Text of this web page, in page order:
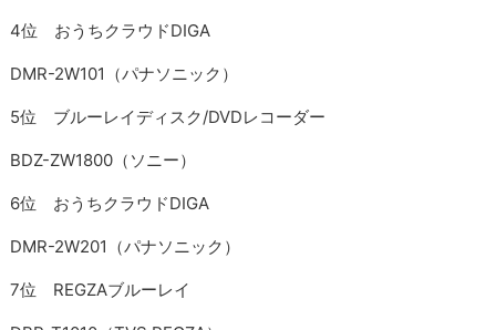
4位 おうちクラウドDIGA
DMR-2W101（パナソニック）
5位 ブルーレイディスク/DVDレコーダー
BDZ-ZW1800（ソニー）
6位 おうちクラウドDIGA
DMR-2W201（パナソニック）
7位 REGZAブルーレイ